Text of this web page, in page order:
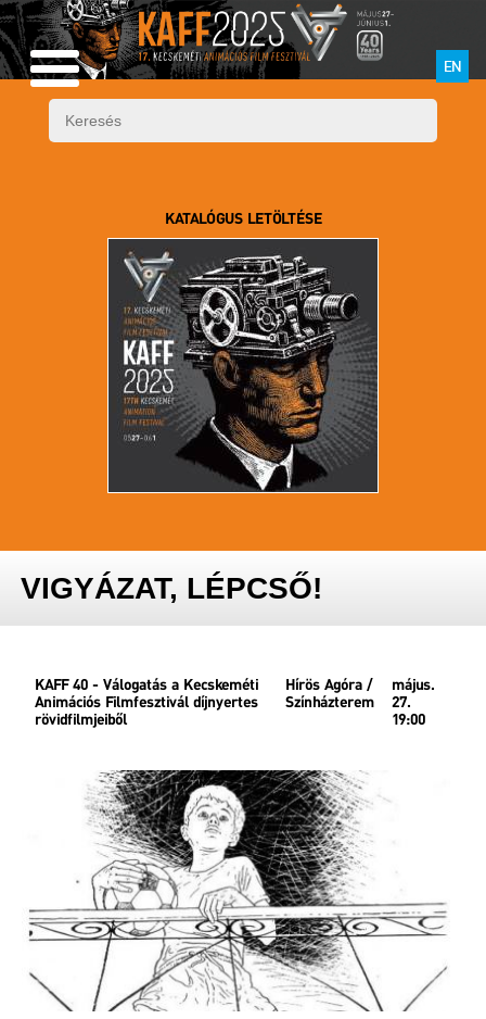
EN
KATALÓGUS LETÖLTÉSE
VIGYÁZAT, LÉPCSŐ!
KAFF 40 - Válogatás a Kecskeméti
Animációs Filmfesztivál díjnyertes
rövidfilmjeiből
Hírös Agóra /
Színházterem
május.
27.
19:00